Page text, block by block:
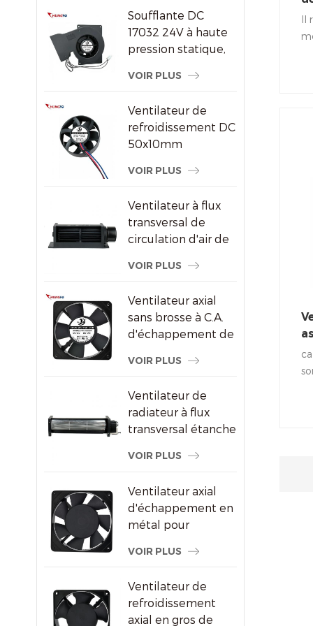
Soufflante DC
17032 24V à haute
pression statique,
refroidissement
VOIR PLUS
Ventilateur de
refroidissement DC
50x10mm
vitesse sans balais
appareils
électroniques
VOIR PLUS
Ventilateur à flux
transversal de
circulation d'air de
économiseur
plastique
VOIR PLUS
Ventilateur axial
sans brosse à C.A.
d'échappement de
congélateur de
VOIR PLUS
Ventilateur de
radiateur à flux
transversal étanche
publicitaires
VOIR PLUS
Ventilateur axial
d'échappement en
métal pour
l'armoire à vin
VOIR PLUS
Ventilateur de
refroidissement
axial en gros de
Il